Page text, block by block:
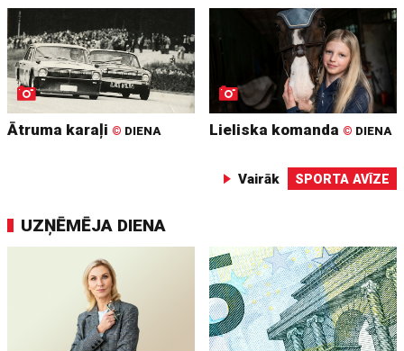
Ātruma karaļi © DIENA Lieliska komanda © DIENA
Vairāk SPORTA AVĪZE
UZŅĒMĒJA DIENA